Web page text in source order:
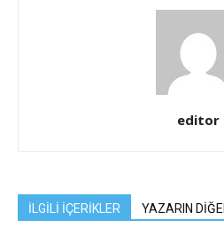
editor
İLGİLİ İÇERİKLER YAZARIN